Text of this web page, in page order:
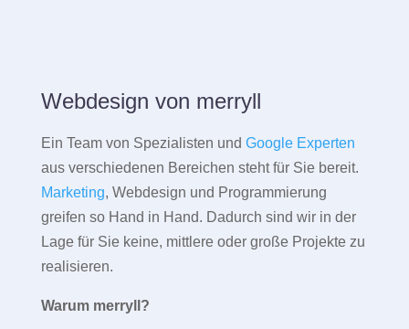
Webdesign von merryll
Ein Team von Spezialisten und Google Experten
aus verschiedenen Bereichen steht für Sie bereit.
Marketing, Webdesign und Programmierung
greifen so Hand in Hand. Dadurch sind wir in der
Lage für Sie keine, mittlere oder große Projekte zu
realisieren.
Warum merryll?